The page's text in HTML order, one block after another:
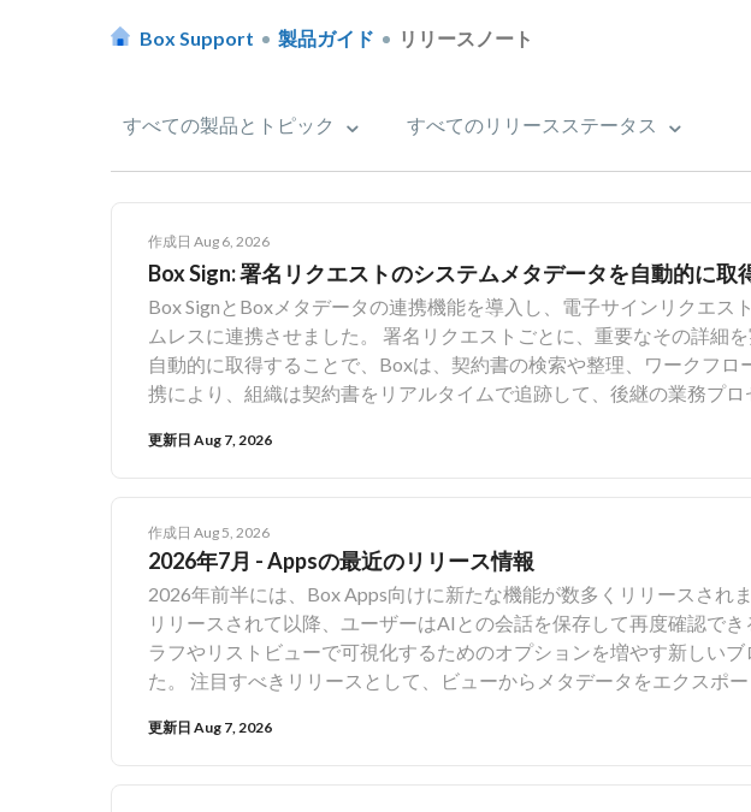
Box Support 製品ガイド リリースノート
作成日 Aug 6, 2026
Box Sign: 署名リクエストのシステムメタデータを自動的に取
Box SignとBoxメタデータの連携機能を導入し、電子サインリクエス
ムレスに連携させました。 署名リクエストごとに、重要なその詳細
自動的に取得することで、Boxは、契約書の検索や整理、ワークフロ
携により、組織は契約書をリアルタイムで追跡して、後継の業務プ
専用のBox Signグローバルメタデータテンプレートを自動的に作成す
ID): 追跡およびテンプレートレベルのデータ集計用の一意の識別子 Recipient Status (受信者のステータス)
SENT (送信済み) - 進行中 SIGNED (署名済み) - 完了 CANCELLED (キャ
否済み) - 拒否済み EXPIRED (期限切れ) - 期限切れ Date Sent & Date Completed (送信日および完了日): 標準
形式のタイムスタンプ All Recipients (すべての受信者): リクエストに関与している受信者全員のメールア
ドレスのコンマ区切りのリスト Sender Details (送信者の詳細): 送信者のメールアドレスと送信者のフルネ
ーム Recipient Details (受信者の詳細) (受信者5名まで): メール フルネーム 役割 (署名者、承認者、対面)
エストのライフサイクル全体を通じてBox Signによって自動的に管理
更新日 Aug 7, 2026
作成日 Aug 5, 2026
2026年7月 - Appsの最近のリリース情報
2026年前半には、Box Apps向けに新たな機能が数多くリリースされ
リリースされて以降、ユーザーはAIとの会話を保存して再度確認で
ラフやリストビューで可視化するためのオプションを増やす新しい
た。 注目すべきリリースとして、ビューからメタデータをエクスポ
ータをエクスポート [製品アップデート]: この機能により、ユーザー
更新日 Aug 7, 2026